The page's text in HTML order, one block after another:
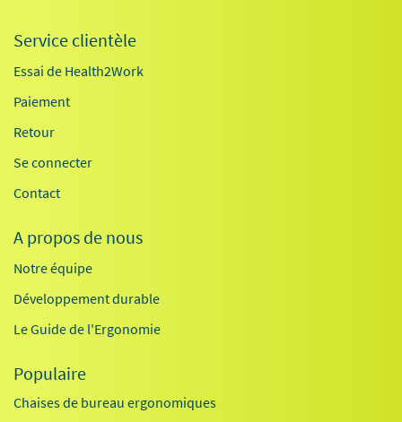
Service clientèle
Essai de Health2Work
Paiement
Retour
Se connecter
Contact
A propos de nous
Notre équipe
Développement durable
Le Guide de l'Ergonomie
Populaire
Chaises de bureau ergonomiques